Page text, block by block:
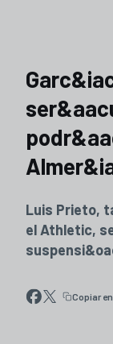
Luis Prieto,
el Athletic,
Copiar